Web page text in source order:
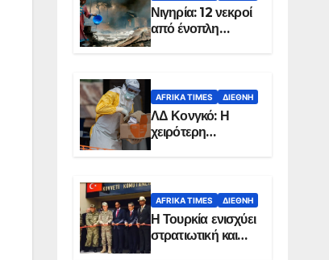
Νιγηρία: 12 νεκροί
από ένοπλη
επίθεση σε χωριό
AFRIKA TIMES ΔΙΕΘΝΉ
ΛΔ Κονγκό: Η
χειρότερη
επιδημία Έμπολα
χώρας
AFRIKA TIMES ΔΙΕΘΝΉ
Η Τουρκία ενισχύει
στρατιωτική και
ενεργειακή